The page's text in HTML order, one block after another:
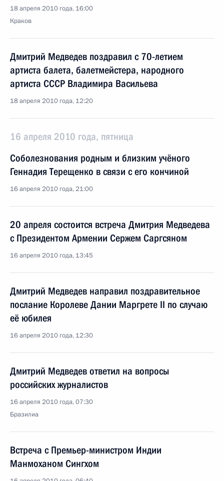
18 апреля 2010 года, 16:00
Краков
Дмитрий Медведев поздравил с 70-летием
артиста балета, балетмейстера, народного
артиста СССР Владимира Васильева
18 апреля 2010 года, 12:20
16 апреля 2010 года, пятница
Соболезнования родным и близким учёного
Геннадия Терещенко в связи с его кончиной
16 апреля 2010 года, 21:00
20 апреля состоится встреча Дмитрия Медведева
с Президентом Армении Сержем Саргсяном
16 апреля 2010 года, 13:45
Дмитрий Медведев направил поздравительное
послание Королеве Дании Маргрете II по случаю
её юбилея
16 апреля 2010 года, 12:30
Дмитрий Медведев ответил на вопросы
российских журналистов
16 апреля 2010 года, 07:30
Бразилиа
Встреча с Премьер-министром Индии
Манмоханом Сингхом